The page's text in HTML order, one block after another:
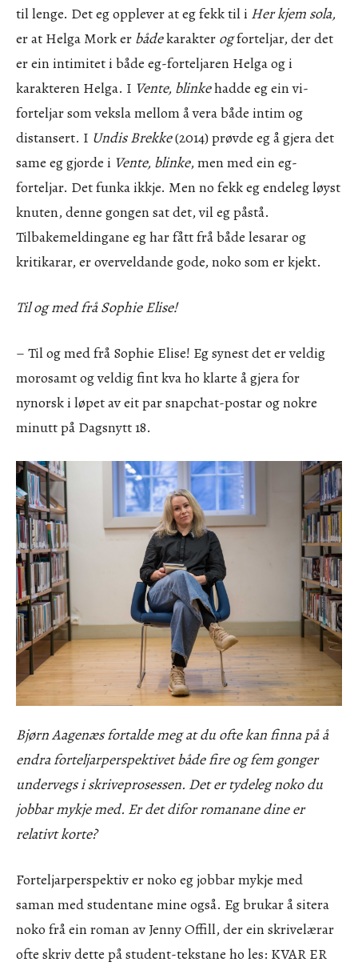
til lenge. Det eg opplever at eg fekk til i Her kjem sola,
er at Helga Mork er bådekarakter ogforteljar, der det
er ein intimitet i både eg-forteljaren Helga ogi
karakteren Helga. I Vente, blinkehadde eg ein vi-
forteljar som veksla mellom å vera både intim og
distansert. I Undis Brekke(2014) prøvde eg å gjera det
same eg gjorde i Vente, blinke, men med ein eg-
forteljar. Det funka ikkje. Men no fekk eg endeleg løyst
knuten, denne gongen sat det, vil eg påstå.
Tilbakemeldingane eg har fått frå både lesarar og
kritikarar, er overveldande gode, noko som er kjekt.
Til og med frå Sophie Elise!
– Til og med frå Sophie Elise! Eg synest det er veldig
morosamt og veldig fint kva ho klarte å gjera for
nynorsk i løpet av eit par snapchat-postar og nokre
minutt på Dagsnytt 18.
Bjørn Aagenæs fortalde meg at du ofte kan finna på å
endra forteljarperspektivet både fire og fem gonger
undervegs i skriveprosessen. Det er tydeleg noko du
jobbar mykje med. Er det difor romanane dine er
relativt korte?
Forteljarperspektiv er noko eg jobbar mykje med
saman med studentane mine også. Eg brukar å sitera
noko frå ein roman av Jenny Offill, der ein skrivelærar
ofte skriv dette på student-tekstane ho les: KVAR ER